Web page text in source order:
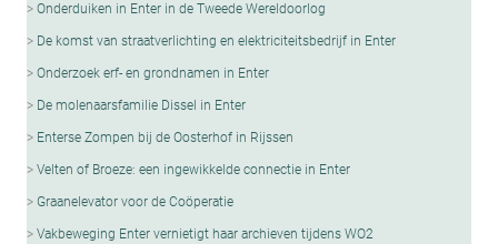
Onderduiken in Enter in de Tweede Wereldoorlog
De komst van straatverlichting en elektriciteitsbedrijf in Enter
Onderzoek erf- en grondnamen in Enter
De molenaarsfamilie Dissel in Enter
Enterse Zompen bij de Oosterhof in Rijssen
Velten of Broeze: een ingewikkelde connectie in Enter
Graanelevator voor de Coöperatie
Vakbeweging Enter vernietigt haar archieven tijdens WO2